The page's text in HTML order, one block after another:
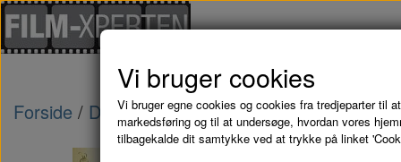
Forside Danske Film CIRKUS BUSTER - DVD
Vi bruger cookies
Vi bruger egne cookies og cookies fra tredjeparter til
markedsføring og til at undersøge, hvordan vores
tilbagekalde dit samtykke ved at trykke på linket